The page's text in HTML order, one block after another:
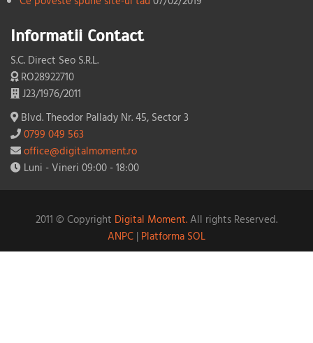
Informatii Contact
S.C. Direct Seo S.R.L.
RO28922710
J23/1976/2011
Blvd. Theodor Pallady Nr. 45, Sector 3
0799 049 563
office@digitalmoment.ro
Luni - Vineri 09:00 - 18:00
2011 © Copyright Digital Moment.All rights Reserved.
ANPC | Platforma SOL